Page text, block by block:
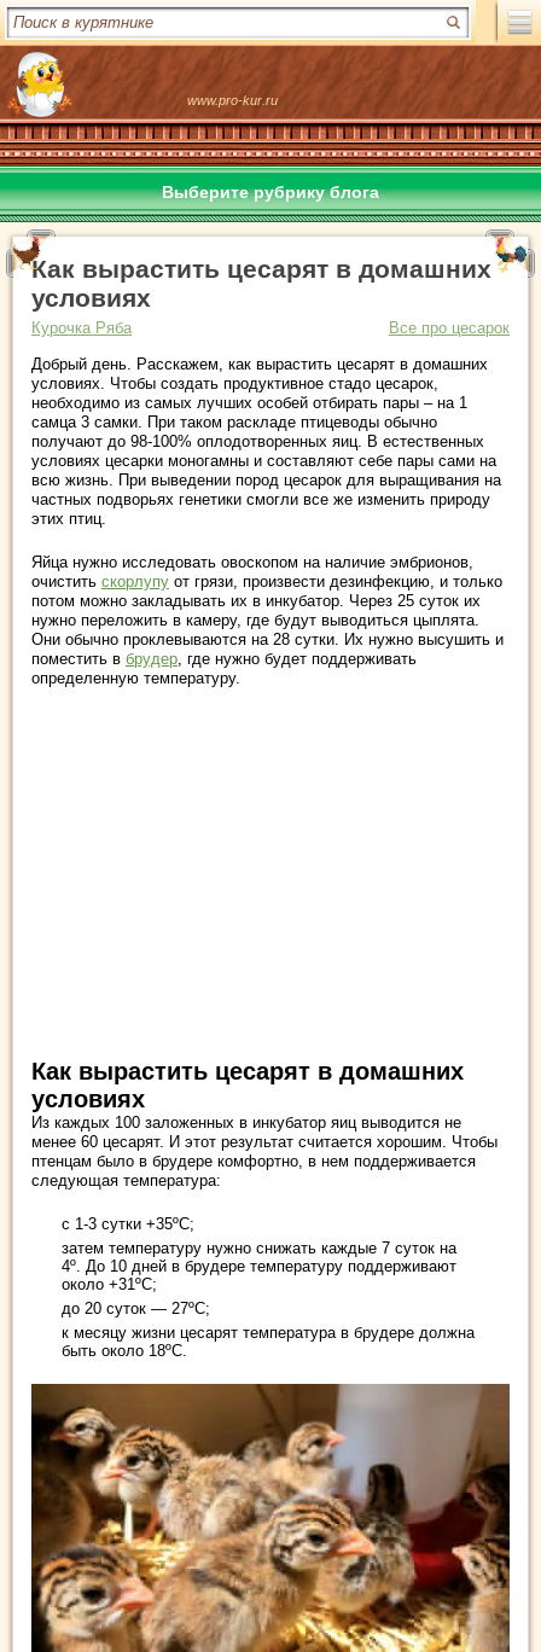
www.pro-kur.ru
Выберите рубрику блога
Как вырастить цесарят в домашних
условиях
Курочка Ряба
Все про цесарок
Добрый день. Расскажем, как вырастить цесарят в домашних
условиях. Чтобы создать продуктивное стадо цесарок,
необходимо из самых лучших особей отбирать пары – на 1
самца 3 самки. При таком раскладе птицеводы обычно
получают до 98-100% оплодотворенных яиц. В естественных
условиях цесарки моногамны и составляют себе пары сами на
всю жизнь. При выведении пород цесарок для выращивания на
частных подворьях генетики смогли все же изменить природу
этих птиц.
Яйца нужно исследовать овоскопом на наличие эмбрионов,
очистить скорлупу от грязи, произвести дезинфекцию, и только
потом можно закладывать их в инкубатор. Через 25 суток их
нужно переложить в камеру, где будут выводиться цыплята.
Они обычно проклевываются на 28 сутки. Их нужно высушить и
поместить в брудер, где нужно будет поддерживать
определенную температуру.
Как вырастить цесарят в домашних
условиях
Из каждых 100 заложенных в инкубатор яиц выводится не
менее 60 цесарят. И этот результат считается хорошим. Чтобы
птенцам было в брудере комфортно, в нем поддерживается
следующая температура:
с 1-3 сутки +35ºС;
затем температуру нужно снижать каждые 7 суток на
4º. До 10 дней в брудере температуру поддерживают
около +31ºС;
до 20 суток — 27ºС;
к месяцу жизни цесарят температура в брудере должна
быть около 18ºС.